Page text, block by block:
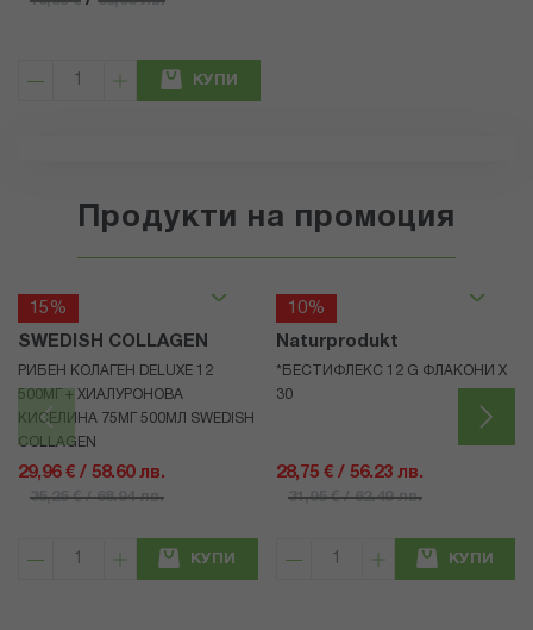
КУПИ
Продукти на промоция
15%
SWEDISH COLLAGEN
РИБЕН КОЛАГЕН DELUXE 12
500МГ + ХИАЛУРОНОВА
КИСЕЛИНА 75МГ 500МЛ SWEDISH
COLLAGEN
29,96 € / 58.60 лв.
35,25 € / 68.94 лв.
КУПИ
10%
Naturprodukt
*БЕСТИФЛЕКС 12 G ФЛАКОНИ Х
30
28,75 € / 56.23 лв.
31,95 € / 62.49 лв.
КУПИ